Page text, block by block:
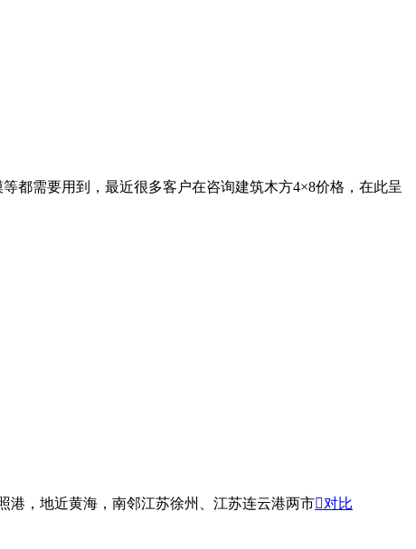
都需要用到，最近很多客户在咨询建筑木方4×8价格，在此呈
港，地近黄海，南邻江苏徐州、江苏连云港两市对比